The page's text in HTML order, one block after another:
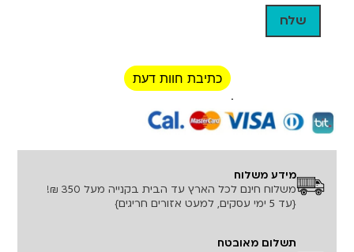
כתיבת חוות דעת
רכישה מאובטחת!
מידע משלוח
משלוח חינם לכל הארץ עד הבית בקנייה מעל 350 ₪!
{עד 5 ימי עסקים, למעט אזורים חריגים}
תשלום מאובטח